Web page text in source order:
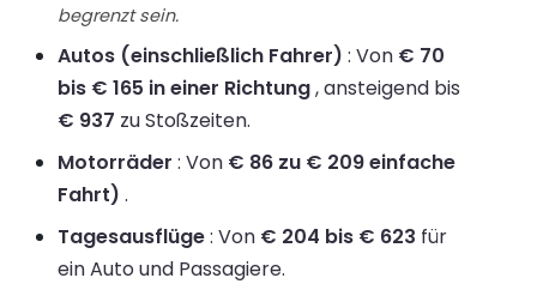
begrenzt sein.
Autos (einschließlich Fahrer) : Von € 70
bis € 165 in einer Richtung, ansteigend bis
€ 937 zu Stoßzeiten.
Motorräder : Von € 86 zu € 209 einfache
Fahrt) .
Tagesausflüge: Von € 204 bis € 623 für
ein Auto und Passagiere.